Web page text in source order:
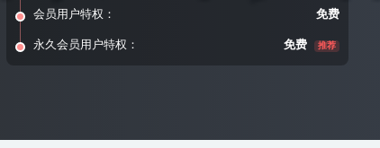
会员用户特权： 免费
永久会员用户特权： 免费 推荐